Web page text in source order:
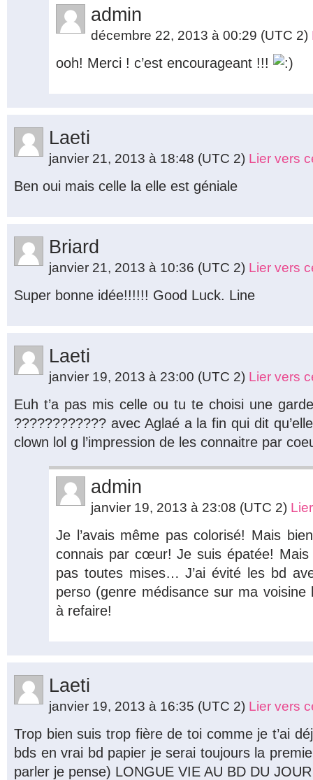
admin
décembre 22, 2013 à 00:29 (UTC 2)
ooh! Merci ! c’est encourageant !!!
Laeti
janvier 21, 2013 à 18:48 (UTC 2) Lier vers
Ben oui mais celle la elle est géniale
Briard
janvier 21, 2013 à 10:36 (UTC 2) Lier vers
Super bonne idée!!!!!! Good Luck. Line
Laeti
janvier 19, 2013 à 23:00 (UTC 2) Lier vers
Euh t’a pas mis celle ou tu te choisi une
???????????? avec Aglaé a la fin qui dit
clown lol g l’impression de les connaitre par
admin
janvier 19, 2013 à 23:08 (UTC 2)
Je l’avais même pas colorisé! Mais
connais par cœur! Je suis épatée!
pas toutes mises… J’ai évité les bd
perso (genre médisance sur ma
à refaire!
Laeti
janvier 19, 2013 à 16:35 (UTC 2) Lier vers
Trop bien suis trop fière de toi comme je t’ai
bds en vrai bd papier je serai toujours la
parler je pense) LONGUE VIE AU BD DU